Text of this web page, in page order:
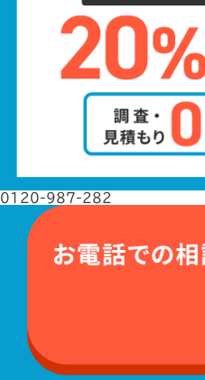
0120-987-282